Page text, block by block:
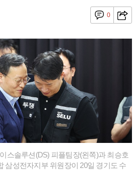
0
스솔루션(DS) 피플팀장(왼쪽)과 최승호
삼성전자지부 위원장이 20일 경기도 수